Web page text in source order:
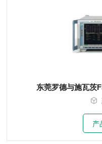
东莞罗德与施瓦茨
产